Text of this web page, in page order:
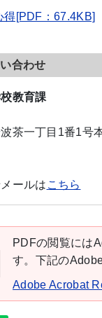
得[PDF：67.4KB]
合わせ
教育課
茶一丁目1番1号
ールは こちら
PDFの閲覧には
す。下記の
Adobe Acrobat